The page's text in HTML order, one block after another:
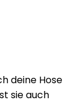
deine Hose
sie auch